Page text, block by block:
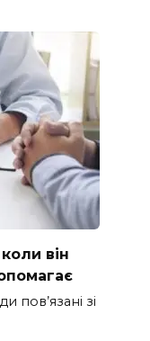
він
пов’язані зі